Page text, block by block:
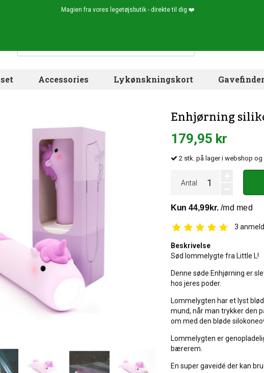
Magien fra vores legetøjsbutik - direkte til dig ❤️
Accessories Lykønskningskort Gavefinder
Enhjørning
179,95 kr
2 stk. på lager i webshop og
Antal
3
Beskrivelse
Sød lommelygte fra Little L!
Denne søde Enhjørning er
hos jeres poder.
Lommelygten har et lyst
mund, når man trykker den
om med den bløde
Lommelygten er
bærerem.
En super gaveidé der kan